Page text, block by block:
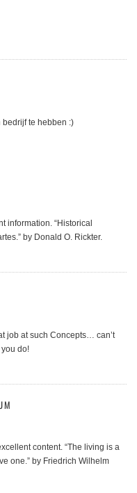
te hebben :)
information. “Historical
by Donald O. Rickter.
job at such Concepts… can’t
do!
content. “The living is a
one.” by Friedrich Wilhelm